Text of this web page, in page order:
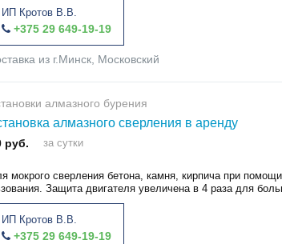
ИП Кротов В.В.
+375 29 649-19-19
из г.Минск, Московский
алмазного бурения
алмазного сверления в аренду
руб. за сутки
мокрого сверления бетона, камня, кирпича при
Защита двигателя увеличена в 4 раза для
ИП Кротов В.В.
+375 29 649-19-19